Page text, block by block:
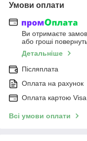
Умови оплати
Ви отримаєте
або гроші
Детальніше
Післяплата
Оплата на рахунок
Оплата картою
Всі умови оплати